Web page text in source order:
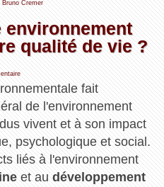
Bruno Cremer
environnement
qualité de vie ?
fait
de l'environnement
vivent et à son impact
psychologique et social.
liés à l'environnement
et au développement